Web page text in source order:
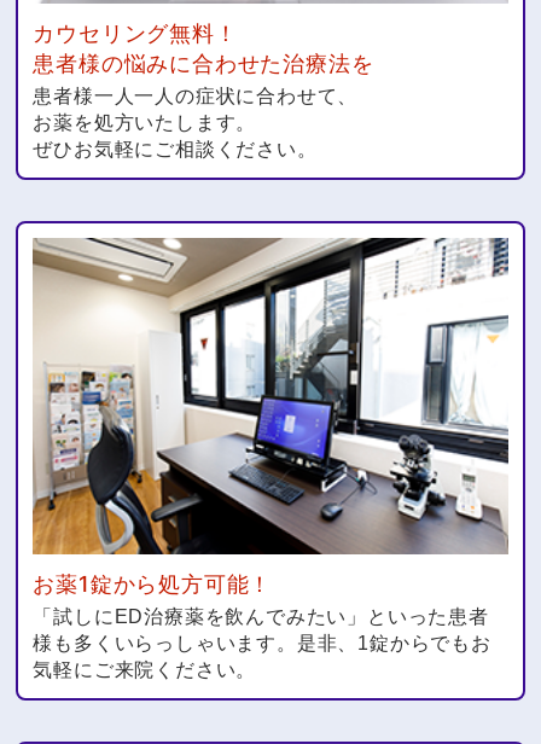
カウセリング無料！
患者様の悩みに合わせた治療法を
患者様一人一人の症状に合わせて、
お薬を処方いたします。
ぜひお気軽にご相談ください。
お薬1錠から処方可能！
「試しにED治療薬を飲んでみたい」といった患者
様も多くいらっしゃいます。是非、1錠からでもお
気軽にご来院ください。